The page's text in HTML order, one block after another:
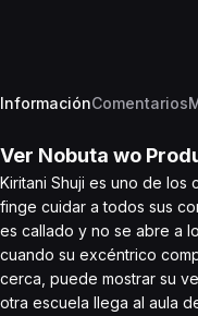
InformaciónComentarios
Ver Nobuta wo
Kiritani Shuji es uno de los
finge cuidar a todos sus
es callado y no se abre a
cuando su excéntrico
cerca, puede mostrar su
otra escuela llega al aula